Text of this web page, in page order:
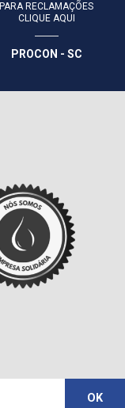
OK
PARA RECLAMAÇÕES
CLIQUE AQUI
PROCON - SC